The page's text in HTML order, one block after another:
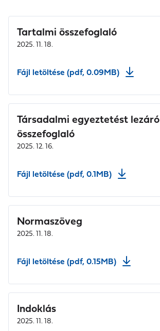
Tartalmi összefoglaló
2025. 11. 18.
Fájl letöltése (pdf, 0.09MB)
Társadalmi egyeztetést lezáró
összefoglaló
2025. 12. 16.
Fájl letöltése (pdf, 0.1MB)
Normaszöveg
2025. 11. 18.
Fájl letöltése (pdf, 0.15MB)
Indoklás
2025. 11. 18.